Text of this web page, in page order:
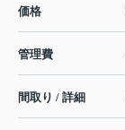
価格
管理費
間取り / 詳細